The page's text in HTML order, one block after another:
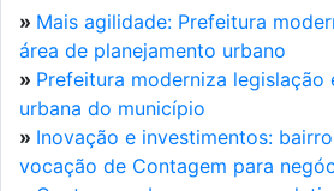
» Mais agilidade: Prefeitura
área de planejamento urbano
» Prefeitura moderniza
urbana do município
» Inovação e investimentos:
vocação de Contagem para